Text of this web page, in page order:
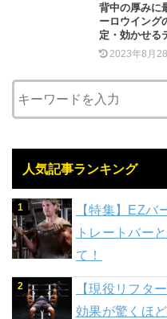
背中の厚みに
ーロウイング
定・効かせる
2023年8月
人気記事ランキング
【特集】EZバ
トレートバー
て！
【現役リフタ
効果が驚くほ